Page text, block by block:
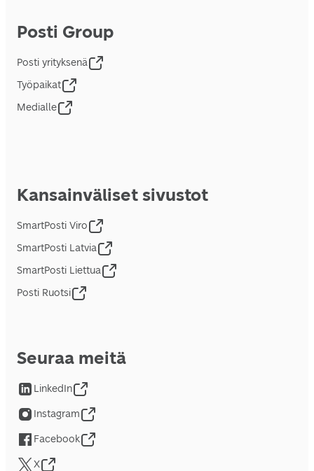
Posti Group
Posti yrityksenä
Työpaikat
Medialle
Kansainväliset sivustot
SmartPosti Viro
SmartPosti Latvia
SmartPosti Liettua
Posti Ruotsi
Seuraa meitä
LinkedIn
Instagram
Facebook
X